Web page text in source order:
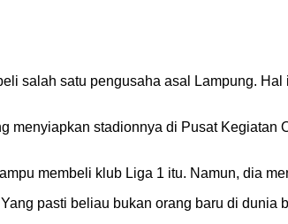
salah satu pengusaha asal Lampung.
menyiapkan stadionnya di Pusat
membeli klub Liga 1 itu. Namun, dia
pasti beliau bukan orang baru di dunia